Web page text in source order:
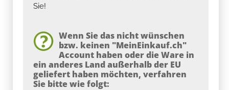
Sie!
Wenn Sie das nicht wünschen
bzw. keinen "MeinEinkauf.ch"
Account haben oder die Ware in
ein anderes Land außerhalb der EU
geliefert haben möchten, verfahren
Sie bitte wie folgt: